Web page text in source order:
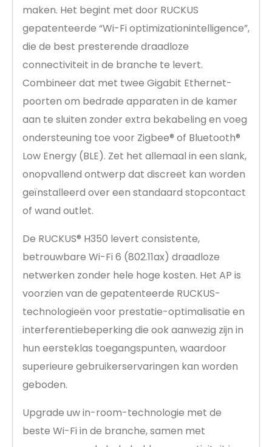
maken. Het begint met door RUCKUS
gepatenteerde “Wi-Fi optimizationintelligence”,
die de best presterende draadloze
connectiviteit in de branche te levert.
Combineer dat met twee Gigabit Ethernet-
poorten om bedrade apparaten in de kamer
aan te sluiten zonder extra bekabeling en voeg
ondersteuning toe voor Zigbee® of Bluetooth®
Low Energy (BLE). Zet het allemaal in een slank,
onopvallend ontwerp dat discreet kan worden
geïnstalleerd over een standaard stopcontact
of wand outlet.
De RUCKUS® H350 levert consistente,
betrouwbare Wi-Fi 6 (802.11ax) draadloze
netwerken zonder hele hoge kosten. Het AP is
voorzien van de gepatenteerde RUCKUS-
technologieën voor prestatie-optimalisatie en
interferentiebeperking die ook aanwezig zijn in
hun eersteklas toegangspunten, waardoor
superieure gebruikerservaringen kan worden
geboden.
Upgrade uw in-room-technologie met de
beste Wi-Fi in de branche, samen met